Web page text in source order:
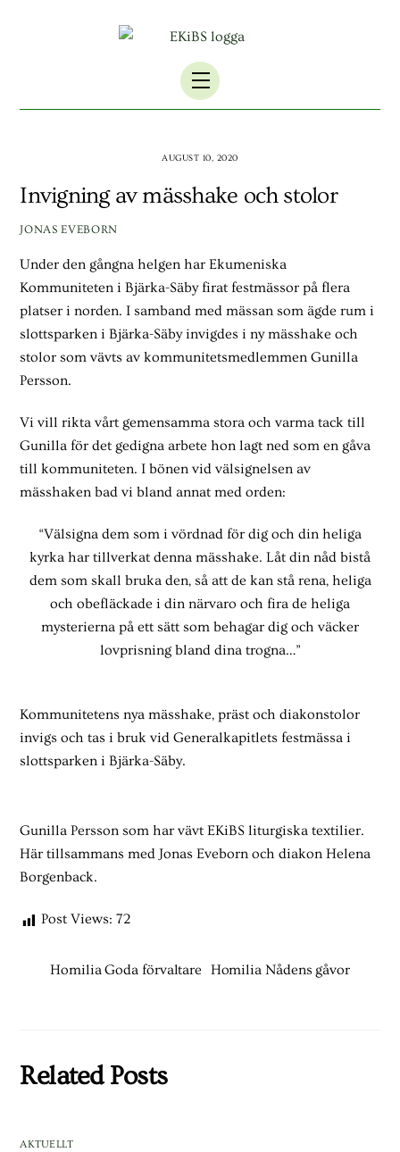
Menu
AUGUST 10, 2020
Invigning av mässhake och stolor
JONAS EVEBORN
Under den gångna helgen har Ekumeniska
Kommuniteten i Bjärka-Säby firat festmässor på flera
platser i norden. I samband med mässan som ägde rum i
slottsparken i Bjärka-Säby invigdes i ny mässhake och
stolor som vävts av kommunitetsmedlemmen Gunilla
Persson.
Vi vill rikta vårt gemensamma stora och varma tack till
Gunilla för det gedigna arbete hon lagt ned som en gåva
till kommuniteten. I bönen vid välsignelsen av
mässhaken bad vi bland annat med orden:
“Välsigna dem som i vördnad för dig och din heliga
kyrka har tillverkat denna mässhake. Låt din nåd bistå
dem som skall bruka den, så att de kan stå rena, heliga
och obefläckade i din närvaro och fira de heliga
mysterierna på ett sätt som behagar dig och väcker
lovprisning bland dina trogna…”
Kommunitetens nya mässhake, präst och diakonstolor
invigs och tas i bruk vid Generalkapitlets festmässa i
slottsparken i Bjärka-Säby.
Gunilla Persson som har vävt EKiBS liturgiska textilier.
Här tillsammans med Jonas Eveborn och diakon Helena
Borgenback.
Post Views: 72
Homilia Goda förvaltare Homilia Nådens gåvor
Related Posts
AKTUELLT